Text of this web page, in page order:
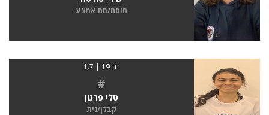
חוסם/מת אמצע
בת 19 | 1.7
#
טלי פרגון
קבלן/נית